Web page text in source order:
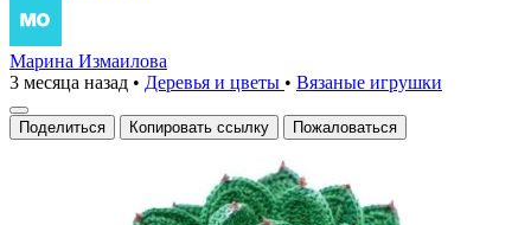
Марина Измаилова
3 месяца назад • Деревья и цветы • Вязаные игрушки
Поделиться Копировать ссылку Пожаловаться